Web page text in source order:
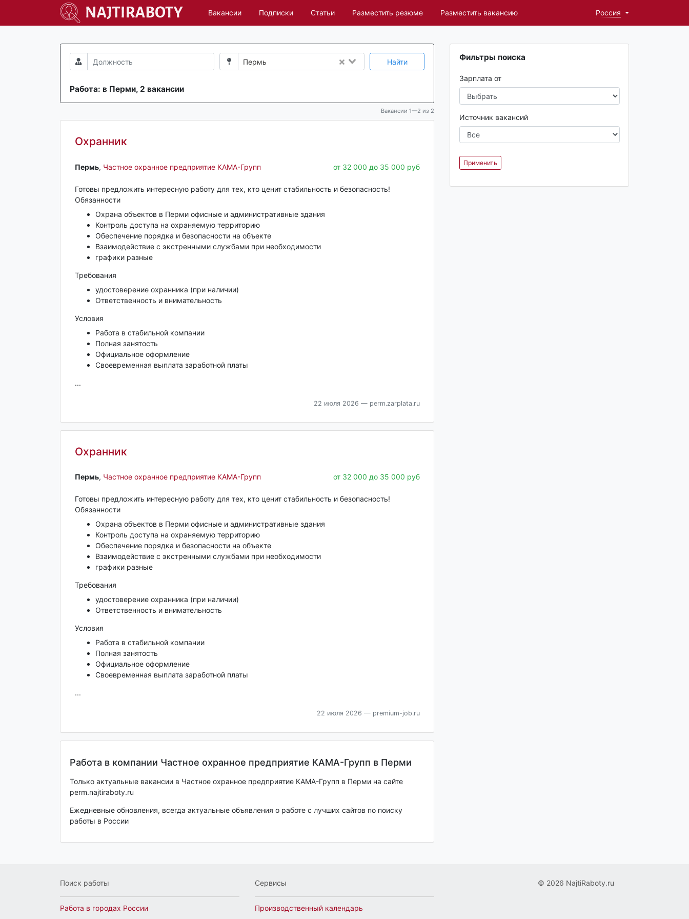
Вакансии Подписки Статьи Разместить резюме Разместить вакансию Россия
Пермь Найти
Работа: в Перми, 2 вакансии
Вакансии 1—2 из 2
Охранник
Пермь‎, Частное охранное предприятие КАМА-Групп от 32 000 до 35 000 руб
Готовы предложить интересную работу для тех, кто ценит стабильность и безопасность!
Обязанности
Охрана объектов в Перми офисные и административные здания
Контроль доступа на охраняемую территорию
Обеспечение порядка и безопасности на объекте
Взаимодействие с экстренными службами при необходимости
графики разные
Требования
удостоверение охранника (при наличии)
Ответственность и внимательность
Условия
Работа в стабильной компании
Полная занятость
Официальное оформление
Своевременная выплата заработной платы
...
22 июля 2026 — perm.zarplata.ru
Охранник
Пермь‎, Частное охранное предприятие КАМА-Групп от 32 000 до 35 000 руб
Готовы предложить интересную работу для тех, кто ценит стабильность и безопасность!
Обязанности
Охрана объектов в Перми офисные и административные здания
Контроль доступа на охраняемую территорию
Обеспечение порядка и безопасности на объекте
Взаимодействие с экстренными службами при необходимости
графики разные
Требования
удостоверение охранника (при наличии)
Ответственность и внимательность
Условия
Работа в стабильной компании
Полная занятость
Официальное оформление
Своевременная выплата заработной платы
...
22 июля 2026 — premium-job.ru
Работа в компании Частное охранное предприятие КАМА-Групп в Перми
Только актуальные вакансии в Частное охранное предприятие КАМА-Групп в Перми на сайте
perm.najtiraboty.ru
Ежедневные обновления, всегда актуальные объявления о работе с лучших сайтов по поиску
работы в России
Фильтры поиска
Зарплата от
Источник вакансий
Применить
Поиск работы
Работа в городах России
Сервисы
Производственный календарь
© 2026 NajtiRaboty.ru